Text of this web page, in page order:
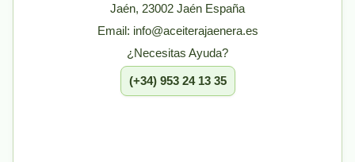
Jaén, 23002 Jaén España
Email: info@aceiterajaenera.es
¿Necesitas Ayuda?
(+34) 953 24 13 35